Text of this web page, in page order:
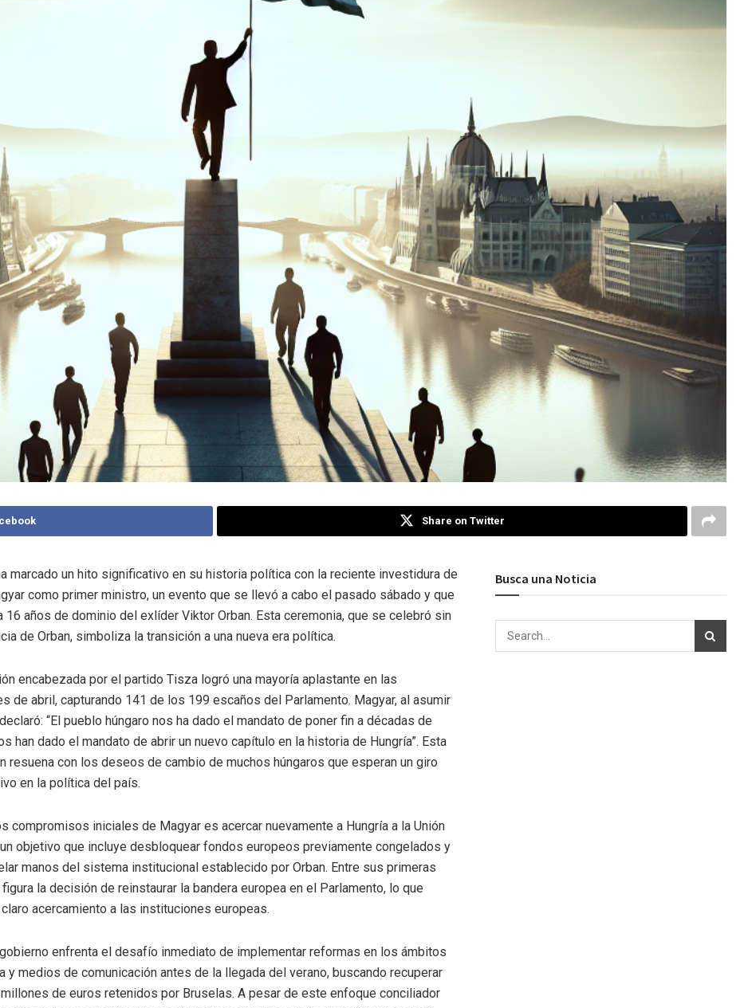
Share on Twitter
marcado un hito significativo en su historia política con la reciente investidura de
como primer ministro, un evento que se llevó a cabo el pasado sábado y que
16 años de dominio del exlíder Viktor Orban. Esta ceremonia, que se celebró sin
de Orban, simboliza la transición a una nueva era política.
encabezada por el partido Tisza logró una mayoría aplastante en las
de abril, capturando 141 de los 199 escaños del Parlamento. Magyar, al asumir
“El pueblo húngaro nos ha dado el mandato de poner fin a décadas de
han dado el mandato de abrir un nuevo capítulo en la historia de Hungría”. Esta
resuena con los deseos de cambio de muchos húngaros que esperan un giro
en la política del país.
compromisos iniciales de Magyar es acercar nuevamente a Hungría a la Unión
un objetivo que incluye desbloquear fondos europeos previamente congelados y
manos del sistema institucional establecido por Orban. Entre sus primeras
la decisión de reinstaurar la bandera europea en el Parlamento, lo que
claro acercamiento a las instituciones europeas.
enfrenta el desafío inmediato de implementar reformas en los ámbitos
y medios de comunicación antes de la llegada del verano, buscando recuperar
de euros retenidos por Bruselas. A pesar de este enfoque conciliador
Busca una Noticia